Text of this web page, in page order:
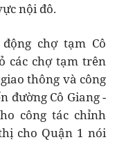
nội đô.
chợ tạm Cô
các chợ tạm trên
thông và công
đường Cô Giang -
công tác chỉnh
cho Quận 1 nói